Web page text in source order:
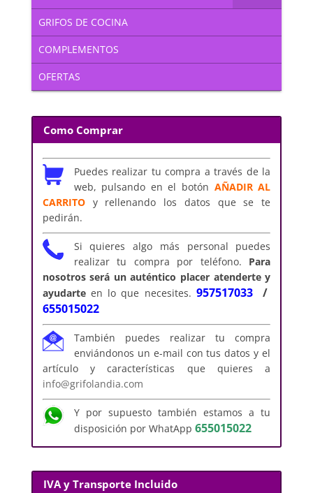
GRIFOS DE COCINA
COMPLEMENTOS
OFERTAS
Como Comprar
Puedes realizar tu compra a través de la
web, pulsando en el botón AÑADIR AL
CARRITOy rellenando los datos que se te
pedirán.
Si quieres algo más personal puedes
realizar tu compra por teléfono. Para
nosotros será un auténtico placer atenderte y
ayudarteen lo que necesites. 957517033/
655015022
También puedes realizar tu compra
enviándonos un e-mail con tus datos y el
artículo y características que quieres a
info@grifolandia.com
Y por supuesto también estamos a tu
disposición por WhatApp 655015022
IVA y Transporte Incluido